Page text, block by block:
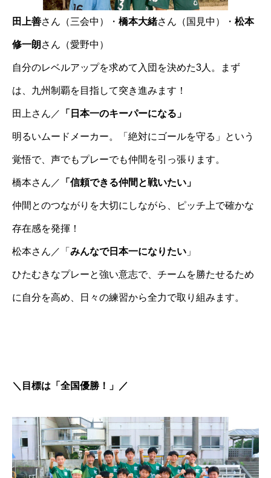
田上善さん（三会中）・ 橋本大緒さん（国見中）・ 松本
修一朗 さん（愛野中）
自分のレベルアップを求めて入団を決めた3人。まず
は、九州制覇を目指して突き進みます！
田上さん／ 「日本一のキーパーになる」
明るいムードメーカー。「絶対にゴールを守る」という
覚悟で、声でもプレーでも仲間を引っ張ります。
橋本さん／ 「信頼できる仲間と戦いたい」
仲間とのつながりを大切にしながら、ピッチ上で確かな
存在感を発揮！
松本さん／「 みんなで日本一になりたい 」
ひたむきなプレーと強い意志で、チームを勝たせるため
に自分を高め、日々の練習から全力で取り組みます。
＼目標は「全国優勝！」／